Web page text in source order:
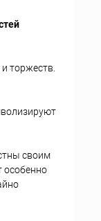
торжеств.
своим
особенно